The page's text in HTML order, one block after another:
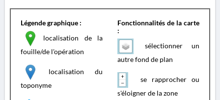
Légende graphique :
localisation de la
fouille/de l'opération
localisation du
toponyme
Fonctionnalités de la carte
:
sélectionner un
autre fond de plan
se rapprocher ou
s'éloigner de la zone